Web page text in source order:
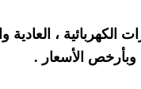
الكهربائية ،
وبأرخص الأسعار .